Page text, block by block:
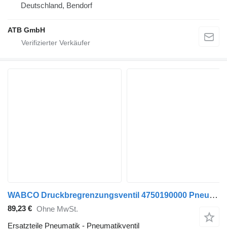
Deutschland, Bendorf
ATB GmbH
WABCO Druckbregrenzungsventil 4750190000 Pneumatikventil für MAN DAF Scania LKW
89,23 € Ohne MwSt.
Ersatzteile Pneumatik - Pneumatikventil